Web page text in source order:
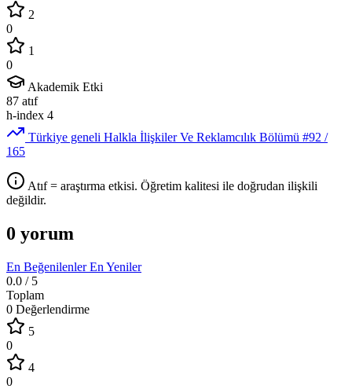
2
0
1
0
Akademik Etki
87 atıf
h-index 4
Türkiye geneli Halkla İlişkiler Ve Reklamcılık Bölümü #92 /
165
Atıf = araştırma etkisi. Öğretim kalitesi ile doğrudan ilişkili
değildir.
0 yorum
En BeğenilenlerEn Yeniler
0.0 / 5
Toplam
0 Değerlendirme
5
0
4
0